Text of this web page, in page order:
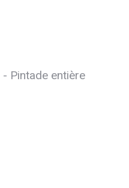
Pintade entière